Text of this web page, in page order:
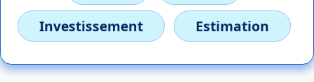
Investissement
Estimation